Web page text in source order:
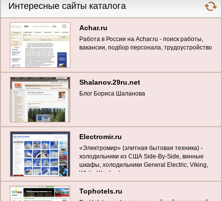
Интересные сайты каталога
Achar.ru
Работа в России на Achar.ru - поиск работы,
вакансии, подбор персонала, трудоустройство
Shalanov.29ru.net
Блог Бориса Шаланова
Electromir.ru
«Электромир» (элитная бытовая техника) -
холодильники из США Side-By-Side, винные
шкафы, холодильники General Electric, Viking,
White-Westinghouse, встроенная техника
Smeg, кондиционеры GE
Tophotels.ru